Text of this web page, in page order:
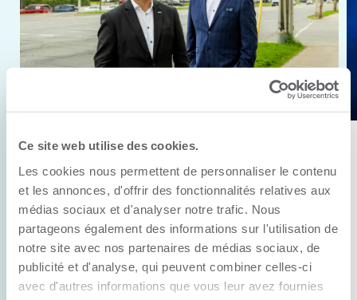
Ce site web utilise des cookies.
Les cookies nous permettent de personnaliser le contenu
et les annonces, d'offrir des fonctionnalités relatives aux
médias sociaux et d'analyser notre trafic. Nous
partageons également des informations sur l'utilisation de
notre site avec nos partenaires de médias sociaux, de
publicité et d'analyse, qui peuvent combiner celles-ci
avec d'autres informations que vous leur avez fournies
11 juin 2026
Anick Métivier devient le nouveau
président de la CCI3R
C’est lors de son assemblée générale annuelle
tenue hier que la Chambre de commerce et
d’industries de ...